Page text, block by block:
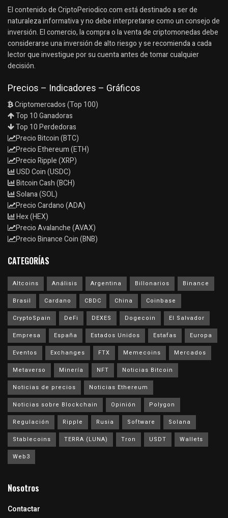
El contenido de CriptoPeriodico.com está destinado a ser de
naturaleza informativa y no debe interpretarse como un consejo de
inversión. El comercio, la compra o la venta de criptomonedas debe
considerarse una inversión de alto riesgo y se recomienda a cada
lector que investigue por su cuenta antes de tomar cualquier
decisión.
Precios – Indicadores – Gráficos
Criptomercados (Top 100)
Top 10 Ganadoras
Top 10 Perdedoras
Precio Bitcoin (BTC)
Precio Ethereum (ETH)
Precio Ripple (XRP)
USD Coin (USDC)
Bitcoin Cash (BCH)
Solana (SOL)
Precio Cardano (ADA)
Hex (HEX)
Precio Avalanche (AVAX)
Precio Binance Coin (BNB)
CATEGORÍAS
Altcoins Análisis Argentina Billonarios
Binance
Brasil
Cardano CBDC China
Coinbase
CryptoSpain
DeFi DEXES Dogecoin
El Salvador
Empresa
España Estados Unidos Estafas
Europa
Eventos
Exchanges FTX Memecoins
Mercados
Metaverso
Minería NFT
Noticias Bitcoin
Noticias de precios
Noticias Ethereum
Noticias sobre Blockchain
Opinión
Polygon
Regulación
Ripple Rusia Software
Solana
Stablecoins
TERRA (LUNA) Tron USDT
Wallets
Web3
Nosotros
Contactar